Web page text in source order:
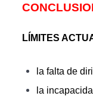
LÍMITES
la falta de
la